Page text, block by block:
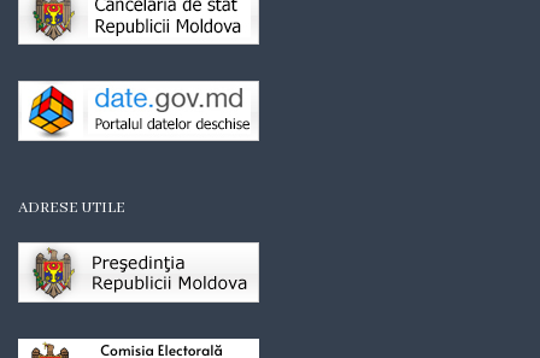
Organigrama
Mediator
comunitar
intern
managerial
Consiliul
ADRESE UTILE